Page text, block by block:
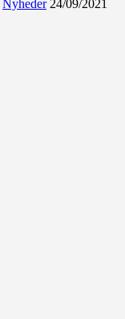
Nyheder 24/09/2021